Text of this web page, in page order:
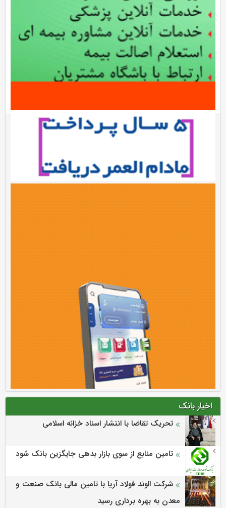
اخبار بانک
تحریک تقاضا با انتشار اسناد خزانه اسلامی
تامین منابع از سوی بازار بدهی جایگزین بانک شود
شرکت الوند فولاد آریا با تامین مالی بانک صنعت و
معدن به بهره برداری رسید